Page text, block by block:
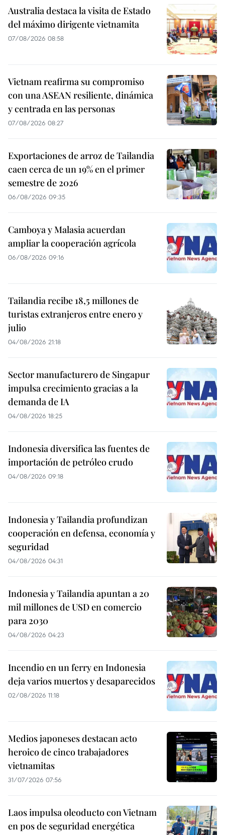
Australia destaca la visita de Estado
del máximo dirigente vietnamita
07/08/2026 08:58
Vietnam reafirma su compromiso
con una ASEAN resiliente, dinámica
y centrada en las personas
07/08/2026 08:27
Exportaciones de arroz de Tailandia
caen cerca de un 19% en el primer
semestre de 2026
06/08/2026 09:35
Camboya y Malasia acuerdan
ampliar la cooperación agrícola
06/08/2026 09:16
Tailandia recibe 18,5 millones de
turistas extranjeros entre enero y
julio
04/08/2026 21:18
Sector manufacturero de Singapur
impulsa crecimiento gracias a la
demanda de IA
04/08/2026 18:25
Indonesia diversifica las fuentes de
importación de petróleo crudo
04/08/2026 09:18
Indonesia y Tailandia profundizan
cooperación en defensa, economía y
seguridad
04/08/2026 04:31
Indonesia y Tailandia apuntan a 20
mil millones de USD en comercio
para 2030
04/08/2026 04:23
Incendio en un ferry en Indonesia
deja varios muertos y desaparecidos
02/08/2026 11:18
Medios japoneses destacan acto
heroico de cinco trabajadores
vietnamitas
31/07/2026 07:56
Laos impulsa oleoducto con Vietnam
en pos de seguridad energética